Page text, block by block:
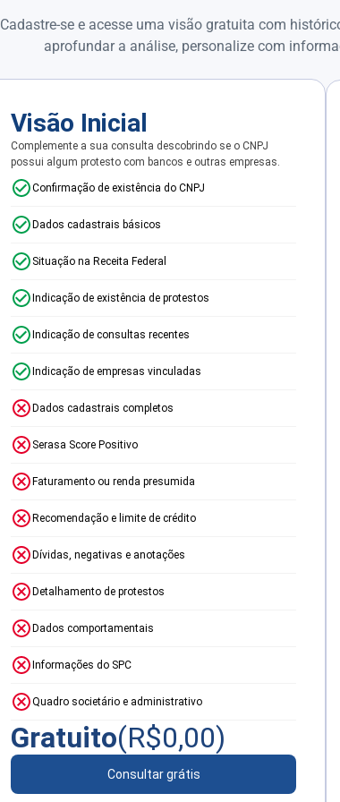
Cadastre-se e acesse uma visão gratuita com
aprofundar a análise, personalize com
Visão Inicial
Complemente a sua consulta descobrindo se o CNPJ
possui algum protesto com bancos e outras empresas.
Confirmação de existência do CNPJ
Dados cadastrais básicos
Situação na Receita Federal
Indicação de existência de protestos
Indicação de consultas recentes
Indicação de empresas vinculadas
Dados cadastrais completos
Serasa Score Positivo
Faturamento ou renda presumida
Recomendação e limite de crédito
Dívidas, negativas e anotações
Detalhamento de protestos
Dados comportamentais
Informações do SPC
Quadro societário e administrativo
Gratuito(R$0,00)
Consultar grátis